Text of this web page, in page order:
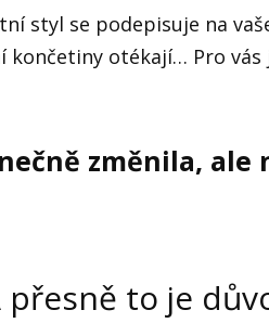
styl se podepisuje na
otékají… Pro vás
změnila, ale
přesně to je